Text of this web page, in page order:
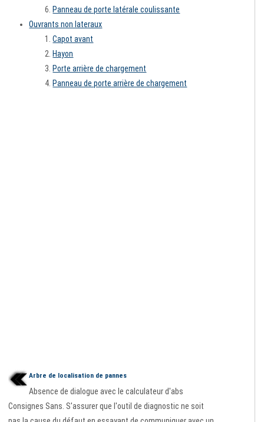
Panneau de porte latérale coulissante
Ouvrants non lateraux
Capot avant
Hayon
Porte arrière de chargement
Panneau de porte arrière de chargement
Arbre de localisation de pannes
Absence de dialogue avec le calculateur d'abs
Consignes Sans. S'assurer que l'outil de diagnostic ne soit